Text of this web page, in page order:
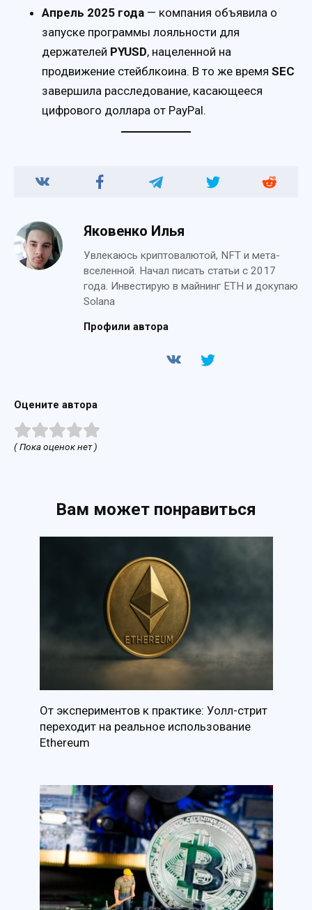
Апрель 2025 года — компания объявила о
запуске программы лояльности для
держателей PYUSD, нацеленной на
продвижение стейблкоина. В то же время SEC
завершила расследование, касающееся
цифрового доллара от PayPal.
Яковенко Илья
Увлекаюсь криптовалютой, NFT и мета-
вселенной. Начал писать статьи с 2017
года. Инвестирую в майнинг ETH и докупаю
Solana
Профили автора
Оцените автора
( Пока оценок нет )
Вам может понравиться
От экспериментов к практике: Уолл-стрит
переходит на реальное использование
Ethereum